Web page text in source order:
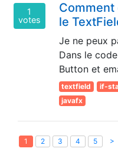
1
votes
le
Je ne peux
Dans le
Button et
textfield if-
javafx
1 2 3 4 5 >